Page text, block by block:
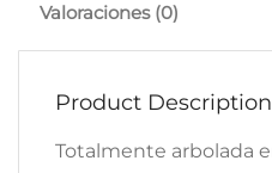
Valoraciones (0)
Product Description
Totalmente arbolada